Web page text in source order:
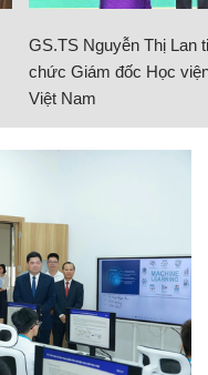
GS.TS Nguyễn Thị Lan
chức Giám đốc Học
Việt Nam